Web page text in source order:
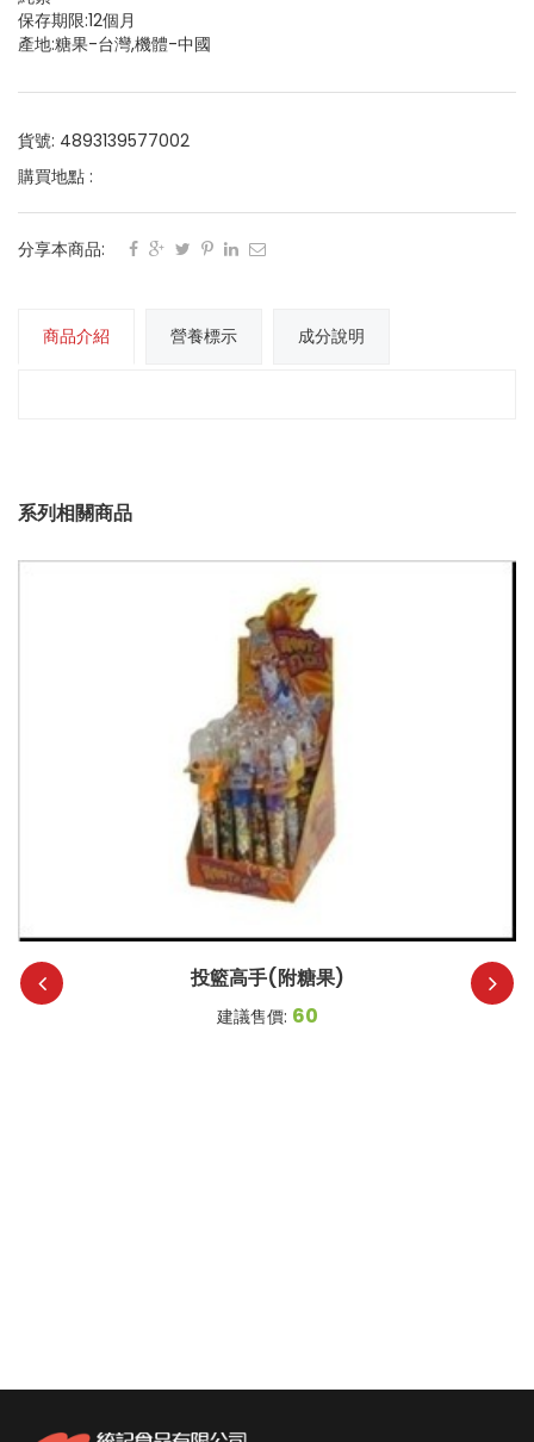
保存期限:12個月
產地:糖果-台灣,機體-中國
貨號: 4893139577002
購買地點 :
分享本商品:
商品介紹 營養標示 成分說明
系列相關商品
投籃高手(附糖果)
建議售價: 60